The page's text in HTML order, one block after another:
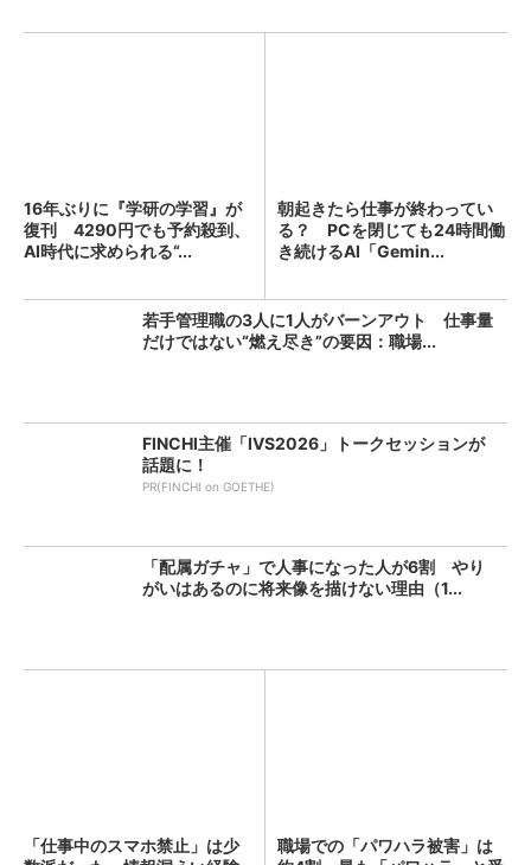
16年ぶりに『学研の学習』が
復刊 4290円でも予約殺到、
AI時代に求められる“...
朝起きたら仕事が終わってい
る？ PCを閉じても24時間働
き続けるAI「Gemin...
若手管理職の3人に1人がバーンアウト 仕事量
だけではない“燃え尽き”の要因：職場...
FINCHI主催「IVS2026」トークセッションが
話題に！
PR(FINCHI on GOETHE)
「配属ガチャ」で人事になった人が6割 やり
がいはあるのに将来像を描けない理由（1...
「仕事中のスマホ禁止」は少
職場での「パワハラ被害」は